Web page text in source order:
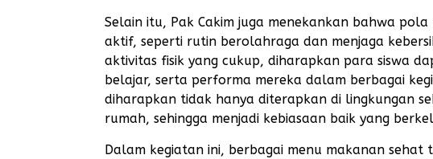
Selain itu, Pak Cakim juga menekankan bahwa
aktif, seperti rutin berolahraga dan menjaga
aktivitas fisik yang cukup, diharapkan para siswa
belajar, serta performa mereka dalam berbagai
diharapkan tidak hanya diterapkan di lingkungan
rumah, sehingga menjadi kebiasaan baik yang
Dalam kegiatan ini, berbagai menu makanan sehat